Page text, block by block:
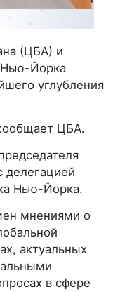
(ЦБА) и
Нью-Йорка
углубления
ЦБА.
делегацией
Нью-Йорка.
мнениями о
актуальных
в сфере